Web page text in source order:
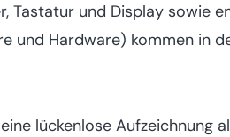
Tastatur und Display sowie
und Hard­ware) kommen in
lückenlose Aufzeich­nung